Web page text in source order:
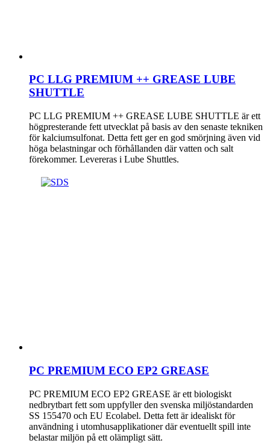
PC LLG PREMIUM ++ GREASE LUBE
SHUTTLE
PC LLG PREMIUM ++ GREASE LUBE SHUTTLE är ett
högpresterande fett utvecklat på basis av den senaste tekniken
för kalciumsulfonat. Detta fett ger en god smörjning även vid
höga belastningar och förhållanden där vatten och salt
förekommer. Levereras i Lube Shuttles.
PC PREMIUM ECO EP2 GREASE
PC PREMIUM ECO EP2 GREASE är ett biologiskt
nedbrytbart fett som uppfyller den svenska miljöstandarden
SS 155470 och EU Ecolabel. Detta fett är idealiskt för
användning i utomhusapplikationer där eventuellt spill inte
belastar miljön på ett olämpligt sätt.